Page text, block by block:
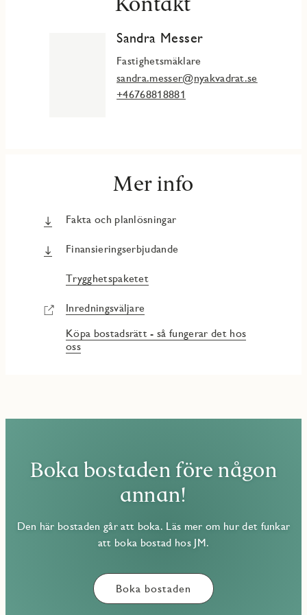
Sandra Messer
Fastighetsmäklare
sandra.messer@nyakvadrat.se
+46768818881
Mer info
Fakta och planlösningar
Finansieringserbjudande
Trygghetspaketet
Inredningsväljare
Köpa bostadsrätt - så fungerar det hos
oss
Boka bostaden före någon
annan!
Den här bostaden går att boka. Läs mer om hur det funkar
att boka bostad hos JM.
Boka bostaden